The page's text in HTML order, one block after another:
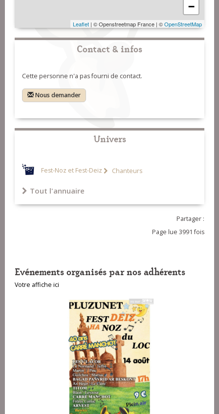
−
Leaflet | © Openstreetmap France | ©OpenStreetMap
Contact & infos
Cette personne n'a pas fourni de contact.
Nous demander
Univers
Fest-Noz et Fest-Deiz Chanteurs
Tout l'annuaire
Partager :
Page lue 3991 fois
Evénements organisés par nos adhérents
Votre affiche ici